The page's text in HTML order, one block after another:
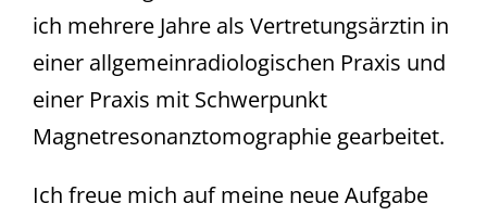
ich mehrere Jahre als Vertretungsärztin in
einer allgemeinradiologischen Praxis und
einer Praxis mit Schwerpunkt
Magnetresonanztomographie gearbeitet.
Ich freue mich auf meine neue Aufgabe